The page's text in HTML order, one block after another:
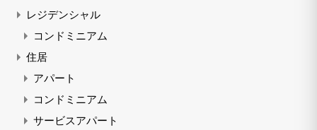
レジデンシャル
コンドミニアム
住居
アパート
コンドミニアム
サービスアパート